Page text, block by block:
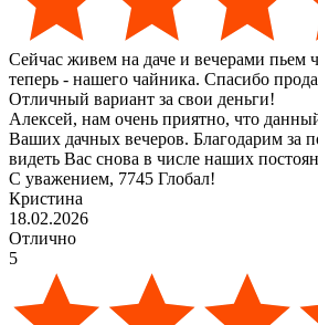
Сейчас живем на даче и вечерами пьем
теперь - нашего чайника. Спасибо
Отличный вариант за свои деньги!
Алексей, нам очень приятно, что
Ваших дачных вечеров. Благодарим за
видеть Вас снова в числе наших
С уважением, 7745 Глобал!
Кристина
18.02.2026
Отлично
5